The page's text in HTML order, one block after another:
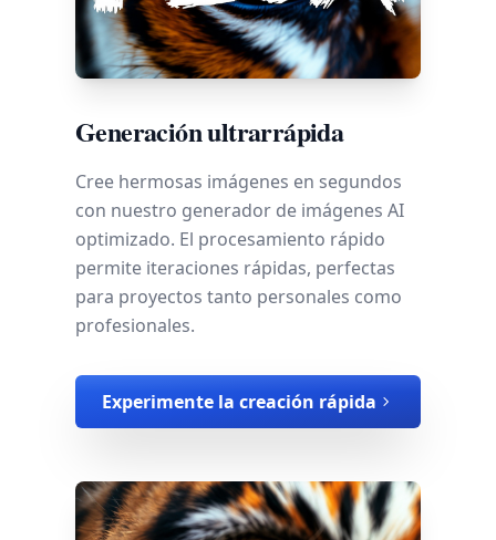
Generación ultrarrápida
Cree hermosas imágenes en segundos
con nuestro generador de imágenes AI
optimizado. El procesamiento rápido
permite iteraciones rápidas, perfectas
para proyectos tanto personales como
profesionales.
Experimente la creación rápida